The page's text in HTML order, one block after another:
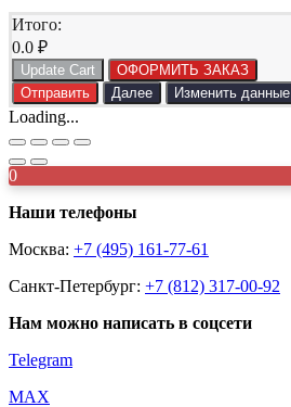
Итого:
0.0 ₽
Update Cart
ОФОРМИТЬ ЗАКАЗ
Отправить
Далее Изменить данные
Loading...
0
Наши телефоны
Москва: +7 (495) 161-77-61
Санкт-Петербург: +7 (812) 317-00-92
Нам можно написать в соцсети
Telegram
MAX